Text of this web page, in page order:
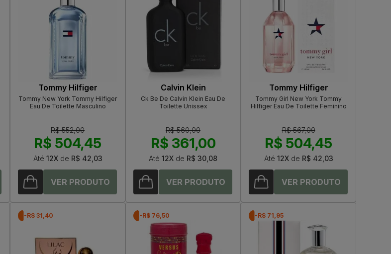
Tommy Hilfiger
Tommy New York Tommy Hilfiger
Eau De Toilette Masculino
R$ 552,00
R$ 504,45
Até 12Xde R$ 42,03
Calvin Klein
Ck Be De Calvin Klein Eau De
Toilette Unissex
R$ 560,00
R$ 361,00
Até 12X de R$ 30,08
Tommy Hilfiger
Tommy Girl New York Tommy
Hilfiger Eau De Toilette Feminino
R$ 567,00
R$ 504,45
Até 12Xde R$ 42,03
-R$ 31,40 -R$ 76,50 -R$ 71,95